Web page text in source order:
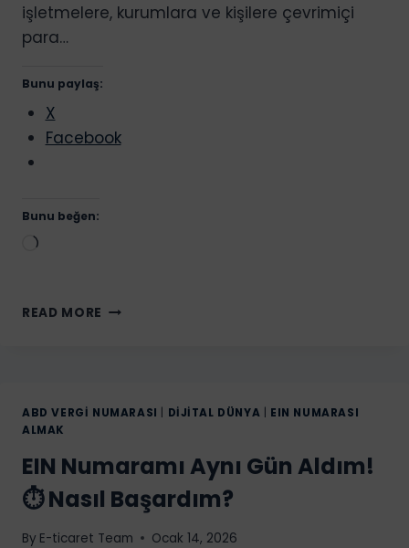
işletmelere, kurumlara ve kişilere çevrimiçi
para…
Bunu paylaş:
X
Facebook
Bunu beğen:
Yükleniyor...
READ MORE NETELLER
NETELLER
İŞLEMLERI
YAPILIR?
ABD VERGI NUMARASI DIJITAL DÜNYA
EIN NUMARASI
ALMAK
EIN Numaramı Aynı Gün Aldım!
⏱️ Nasıl Başardım?
By E-ticaret Team Ocak 14, 2026